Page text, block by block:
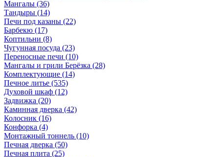
Мангалы (36)
Тандыры (14)
Печи под казаны (22)
Барбекю (17)
Коптильни (8)
Чугунная посуда (23)
Переносные печи (10)
Мангалы и грили Берёзка (28)
Комплектующие (14)
Печное литье (535)
Духовой шкаф (12)
Задвижка (20)
Каминная дверка (42)
Колосник (16)
Конфорка (4)
Монтажный тоннель (10)
Печная дверка (50)
Печная плита (25)